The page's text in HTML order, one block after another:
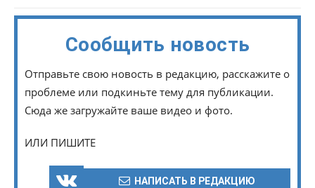
Сообщить новость
Отправьте свою новость в редакцию, расскажите о
проблеме или подкиньте тему для публикации.
Сюда же загружайте ваше видео и фото.
ИЛИ ПИШИТЕ
НАПИСАТЬ В РЕДАКЦИЮ